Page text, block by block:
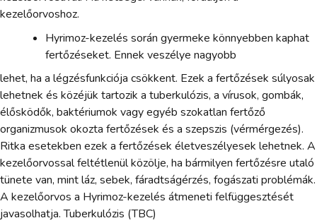
kezelőorvoshoz.
Hyrimoz-kezelés során gyermeke könnyebben kaphat
fertőzéseket. Ennek veszélye nagyobb
lehet, ha a légzésfunkciója csökkent. Ezek a fertőzések súlyosak
lehetnek és közéjük tartozik a tuberkulózis, a vírusok, gombák,
élősködők, baktériumok vagy egyéb szokatlan fertőző
organizmusok okozta fertőzések és a szepszis (vérmérgezés).
Ritka esetekben ezek a fertőzések életveszélyesek lehetnek. A
kezelőorvossal feltétlenül közölje, ha bármilyen fertőzésre utaló
tünete van, mint láz, sebek, fáradtságérzés, fogászati problémák.
A kezelőorvos a Hyrimoz-kezelés átmeneti felfüggesztését
javasolhatja. Tuberkulózis (TBC)